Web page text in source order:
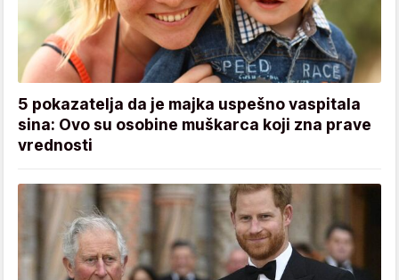
5 pokazatelja da je majka uspešno vaspitala
sina: Ovo su osobine muškarca koji zna prave
vrednosti